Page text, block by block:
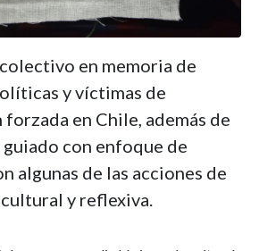
en memoria de
y víctimas de
en Chile, además de
con enfoque de
algunas de las acciones de
y reflexiva.